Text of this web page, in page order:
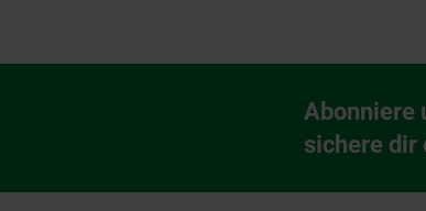
Newsletter
Abonniere
sichere dir